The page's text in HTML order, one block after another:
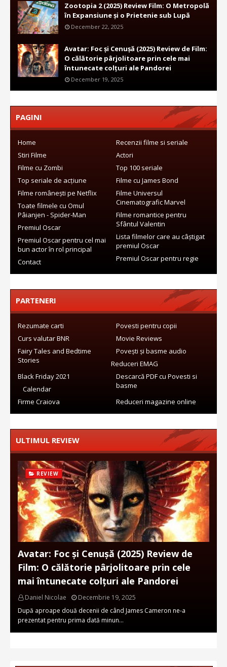
Zootopia 2 (2025) Review Film: O Metropolă
în Expansiune și o Prietenie sub Lupă
December 22, 2025
Avatar: Foc și Cenușă (2025) Review de Film:
O călătorie pârjolitoare prin cele mai
întunecate colțuri ale Pandorei
December 19, 2025
PAGINI
Home
Recenzii filme si seriale
Stiri Filme
Actori
Filme cu Zombi
Top 100 seriale
Top seriale de acțiune
Filme cu James Bond
Filme românești pe Netflix
Filme Universul
Cinematografic Marvel
Toate filmele cu Omul
Pâianjen - Spider-Man
Filme romantice pentru
Sfântul Valentin
Premiul Oscar
Lista filmelor care au câștigat
premiul Oscar
Premiul Oscar pentru cel mai
bun actor în rol principal
Premiul Oscar pentru regie
Contact
PARTENERI
Rezumate carti
Povesti pentru copii
Curs valutar BNR
Movie Reviews
Fairy Tales and Bedtime
Stories
Povești și basme audio
Reduceri EMAG
Descarcă PDF cu Povesti si
basme
Black Friday 2021
Calendar
Firme Craiova
Reduceri magazine online
ULTIMUL REVIEW
REVIEW
Avatar: Foc și Cenușă (2025) Review de
Film: O călătorie pârjolitoare prin cele
mai întunecate colțuri ale Pandorei
Daniel Nicolae
Decembrie 19, 2025
După aproape două decenii de când James Cameron ne-a
prezentat pentru prima dată minun…